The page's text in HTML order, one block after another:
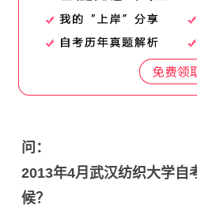
问：
2013年4月武汉纺织大学自
候？